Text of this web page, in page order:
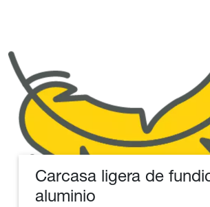
Carcasa ligera de
aluminio